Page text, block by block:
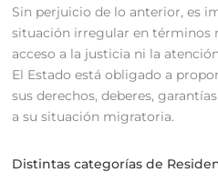
Sin perjuicio de lo anterior, es
situación irregular en términos
acceso a la justicia ni la
El Estado está obligado a
sus derechos, deberes,
a su situación migratoria.
Distintas categorías de